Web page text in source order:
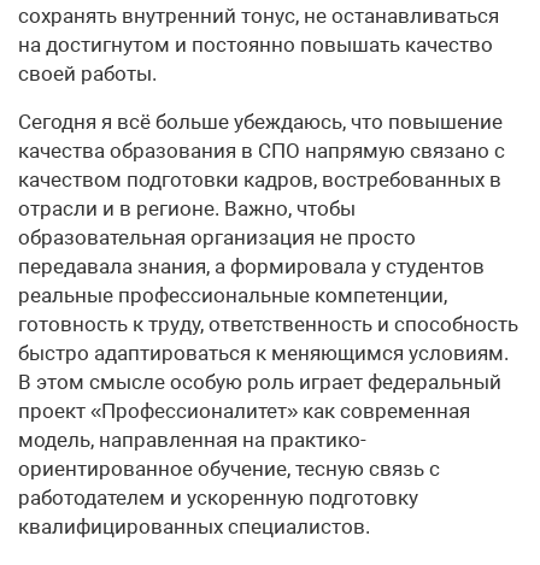
сохранять внутренний тонус, не останавливаться
на достигнутом и постоянно повышать качество
своей работы.
Сегодня я всё больше убеждаюсь, что повышение
качества образования в СПО напрямую связано с
качеством подготовки кадров, востребованных в
отрасли и в регионе. Важно, чтобы
образовательная организация не просто
передавала знания, а формировала у студентов
реальные профессиональные компетенции,
готовность к труду, ответственность и способность
быстро адаптироваться к меняющимся условиям.
В этом смысле особую роль играет федеральный
проект «Профессионалитет» как современная
модель, направленная на практико-
ориентированное обучение, тесную связь с
работодателем и ускоренную подготовку
квалифицированных специалистов.